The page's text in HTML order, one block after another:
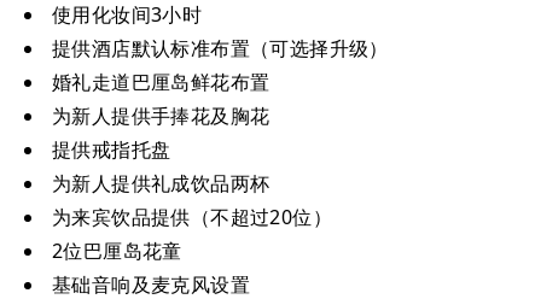
使用化妆间3小时
提供酒店默认标准布置（可选择升级）
婚礼走道巴厘岛鲜花布置
为新人提供手捧花及胸花
提供戒指托盘
为新人提供礼成饮品两杯
为来宾饮品提供（不超过20位）
2位巴厘岛花童
基础音响及麦克风设置